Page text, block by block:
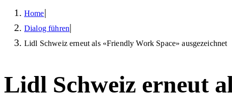
Home|
Dialog führen|
Lidl Schweiz erneut als «Friendly Work Space» ausgezeichnet
Lidl Schweiz erneut